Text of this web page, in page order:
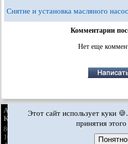
Снятие и установка масляного
Комментарии
Нет еще
AudiManual.ru © 2017-2026·Полная
Карта сайта
Поиск по сайту ·
80 Б2
80 Б3
100 С3
100 С4 · ·A3
Этот сайт использует куки
принятия
Понятно